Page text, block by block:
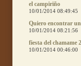
el campiriño
10/01/2014 08:49:45
Quiero encontrar
10/01/2014 08:21:56
fiesta del chamame
10/01/2014 00:46:00